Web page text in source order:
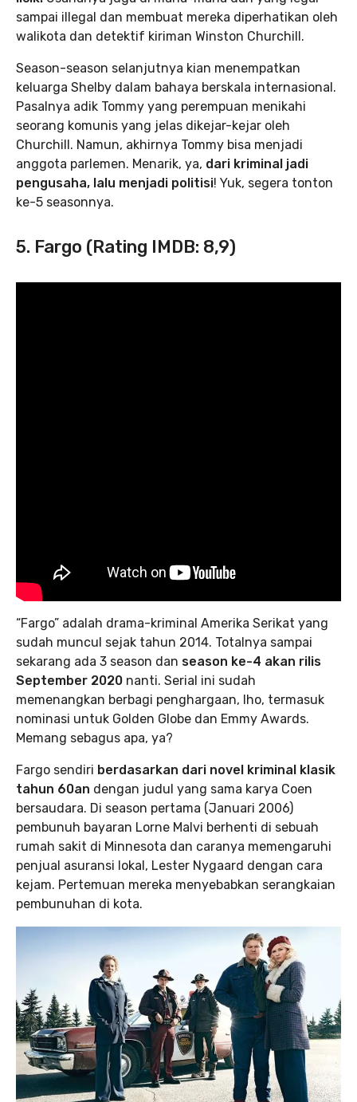
sampai illegal dan membuat mereka diperhatikan oleh
walikota dan detektif kiriman Winston Churchill.
Season-season selanjutnya kian menempatkan
keluarga Shelby dalam bahaya berskala internasional.
Pasalnya adik Tommy yang perempuan menikahi
seorang komunis yang jelas dikejar-kejar oleh
Churchill. Namun, akhirnya Tommy bisa menjadi
anggota parlemen. Menarik, ya, dari kriminal jadi
pengusaha, lalu menjadi politisi! Yuk, segera tonton
ke-5 seasonnya.
5. Fargo (Rating IMDB: 8,9)
“Fargo” adalah drama-kriminal Amerika Serikat yang
sudah muncul sejak tahun 2014. Totalnya sampai
sekarang ada 3 season dan season ke-4 akan rilis
September 2020 nanti. Serial ini sudah
memenangkan berbagi penghargaan, lho, termasuk
nominasi untuk Golden Globe dan Emmy Awards.
Memang sebagus apa, ya?
Fargo sendiri berdasarkan dari novel kriminal klasik
tahun 60an dengan judul yang sama karya Coen
bersaudara. Di season pertama (Januari 2006)
pembunuh bayaran Lorne Malvi berhenti di sebuah
rumah sakit di Minnesota dan caranya memengaruhi
penjual asuransi lokal, Lester Nygaard dengan cara
kejam. Pertemuan mereka menyebabkan serangkaian
pembunuhan di kota.